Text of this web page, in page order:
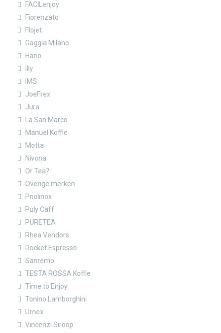
FACILenjoy
Fiorenzato
Flojet
Gaggia Milano
Hario
Illy
IMS
JoeFrex
Jura
La San Marco
Manuel Koffie
Motta
Nivona
Or Tea?
Overige merken
Priolinox
Puly Caff
PURETEA
Rhea Vendors
Rocket Espresso
Sanremo
TESTA ROSSA Koffie
Time to Enjoy
Tonino Lamborghini
Urnex
Vincenzi Siroop